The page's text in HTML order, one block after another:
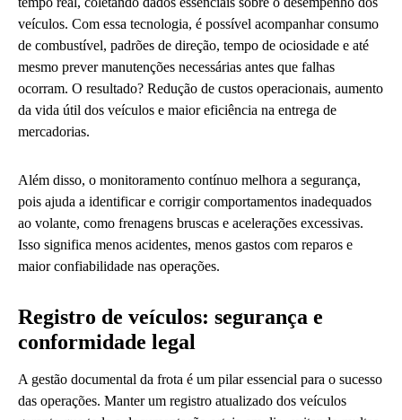
veículos. Com essa tecnologia, é possível acompanhar consumo
de combustível, padrões de direção, tempo de ociosidade e até
mesmo prever manutenções necessárias antes que falhas
ocorram. O resultado? Redução de custos operacionais, aumento
da vida útil dos veículos e maior eficiência na entrega de
mercadorias.
Além disso, o monitoramento contínuo melhora a segurança,
pois ajuda a identificar e corrigir comportamentos inadequados
ao volante, como frenagens bruscas e acelerações excessivas.
Isso significa menos acidentes, menos gastos com reparos e
maior confiabilidade nas operações.
Registro de veículos: segurança e
conformidade legal
A gestão documental da frota é um pilar essencial para o sucesso
das operações. Manter um registro atualizado dos veículos